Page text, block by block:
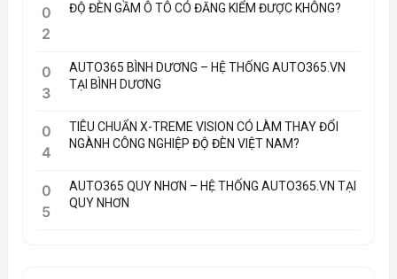
0
2
ĐỘ ĐÈN GẦM Ô TÔ CÓ ĐĂNG KIỂM ĐƯỢC KHÔNG?
0
3
AUTO365 BÌNH DƯƠNG – HỆ THỐNG AUTO365.VN
TẠI BÌNH DƯƠNG
0
4
TIÊU CHUẨN X-TREME VISION CÓ LÀM THAY ĐỔI
NGÀNH CÔNG NGHIỆP ĐỘ ĐÈN VIỆT NAM?
0
5
AUTO365 QUY NHƠN – HỆ THỐNG AUTO365.VN TẠI
QUY NHƠN